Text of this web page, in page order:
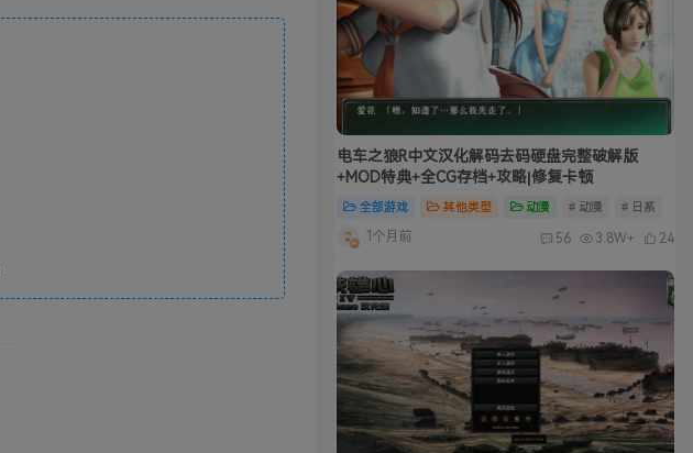
电车之狼R中文汉化解码去码硬盘完整破解版
+MOD特典+全CG存档+攻略|修复卡顿
全部游戏 其他类型 动漫 # 动漫 # 日系
1个月前 56 3.8W+ 24